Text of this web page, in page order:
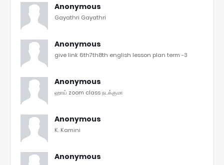
Anonymous
Gayathri Gayathri
Anonymous
give link 6th7th8th english lesson plan term -3
Anonymous
ஹாய் zoom class நடக்குமா
Anonymous
K. Kamini
Anonymous